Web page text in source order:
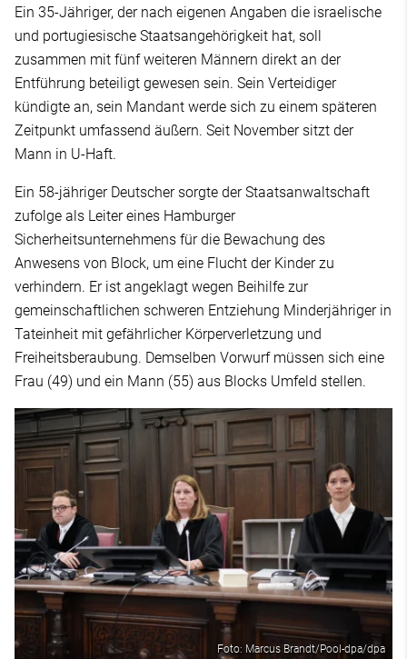
Ein 35-Jähriger, der nach eigenen Angaben die israelische
und portugiesische Staatsangehörigkeit hat, soll
zusammen mit fünf weiteren Männern direkt an der
Entführung beteiligt gewesen sein. Sein Verteidiger
kündigte an, sein Mandant werde sich zu einem späteren
Zeitpunkt umfassend äußern. Seit November sitzt der
Mann in U-Haft.
Ein 58-jähriger Deutscher sorgte der Staatsanwaltschaft
zufolge als Leiter eines Hamburger
Sicherheitsunternehmens für die Bewachung des
Anwesens von Block, um eine Flucht der Kinder zu
verhindern. Er ist angeklagt wegen Beihilfe zur
gemeinschaftlichen schweren Entziehung Minderjähriger in
Tateinheit mit gefährlicher Körperverletzung und
Freiheitsberaubung. Demselben Vorwurf müssen sich eine
Frau (49) und ein Mann (55) aus Blocks Umfeld stellen.
Foto: Marcus Brandt/Pool-dpa/dpa